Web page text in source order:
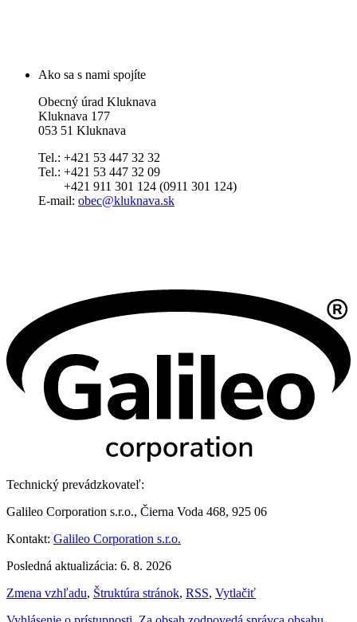
Ako sa s nami spojíte
Obecný úrad Kluknava
Kluknava 177
053 51 Kluknava
Tel.: +421 53 447 32 32
Tel.: +421 53 447 32 09
+421 911 301 124 (0911 301 124)
E-mail: obec@kluknava.sk
Technický prevádzkovateľ:
Galileo Corporation s.r.o., Čierna Voda 468, 925 06
Kontakt: Galileo Corporation s.r.o.
Posledná aktualizácia: 6. 8. 2026
Zmena vzhľadu, Štruktúra stránok, RSS, Vytlačiť